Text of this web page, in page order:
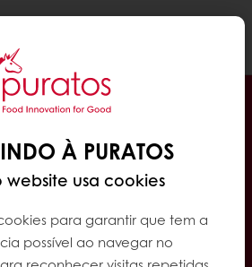
À PURATOS
website usa cookies
para garantir que tem a
possível ao navegar no